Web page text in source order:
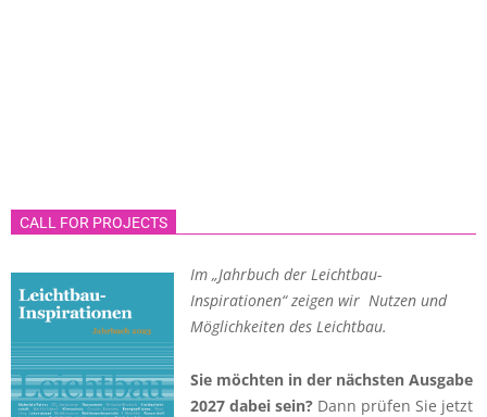
CALL FOR PROJECTS
Im „Jahrbuch der Leichtbau-
Inspirationen“ zeigen wir Nutzen und
Möglichkeiten des Leichtbau.
Sie möchten in der nächsten Ausgabe
2027 dabei sein? Dann prüfen Sie jetzt